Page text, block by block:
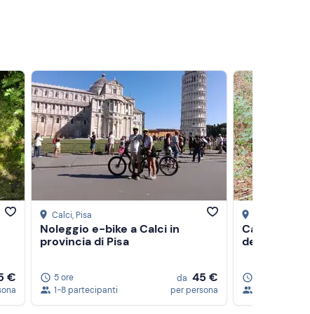
€
Calci, Pisa
Noleggio e-bike a Calci in
provincia di Pisa
5 ore
1-8 partecipanti
da 45 €
per persona
Caccia al